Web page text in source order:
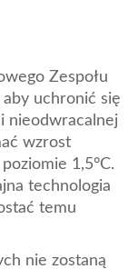
Zespołu
uchronić się
nieodwracalnej
wzrost
1,5°C.
technologia
temu
nie zostaną